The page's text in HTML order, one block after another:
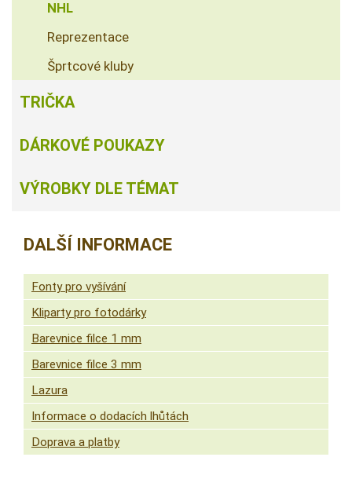
NHL
Reprezentace
Šprtcové kluby
TRIČKA
DÁRKOVÉ POUKAZY
VÝROBKY DLE TÉMAT
DALŠÍ INFORMACE
Fonty pro vyšívání
Kliparty pro fotodárky
Barevnice filce 1 mm
Barevnice filce 3 mm
Lazura
Informace o dodacích lhůtách
Doprava a platby